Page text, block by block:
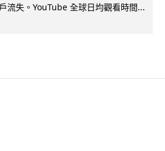
流失。YouTube 全球日均觀看時間...